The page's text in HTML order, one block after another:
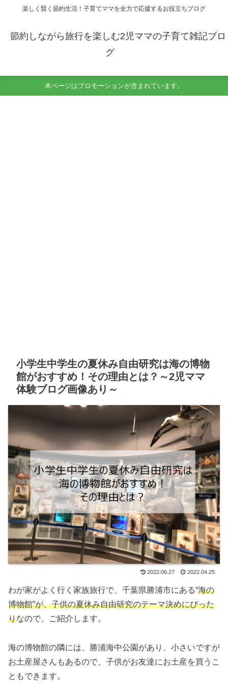
楽しく賢く節約生活！子育てママを全力で応援するお役立ちブログ
節約しながら旅行を楽しむ2児ママの子育て雑記ブロ
グ
本ページはプロモーションが含まれています。
小学生中学生の夏休み自由研究は海の博物
館がおすすめ！その理由とは？～2児ママ
体験ブログ画像あり～
2022.06.27 2022.04.25
わが家がよく行く家族旅行で、千葉県勝浦市にある“海の
博物館”が、子供の夏休み自由研究のテーマ決めにぴった
りなので、ご紹介します。
海の博物館の隣には、勝浦海中公園があり、小さいですが
お土産屋さんもあるので、子供がお友達にお土産を買うこ
ともできます。